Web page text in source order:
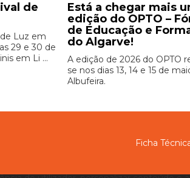
de
Luz em
29 e 30 de
em Li ...
Está a chegar mais
edição do OPTO –
de Educação e
do Algarve!
A edição de 2026 do OPTO
se nos dias 13, 14 e 15 de
Albufeira.
Ficha